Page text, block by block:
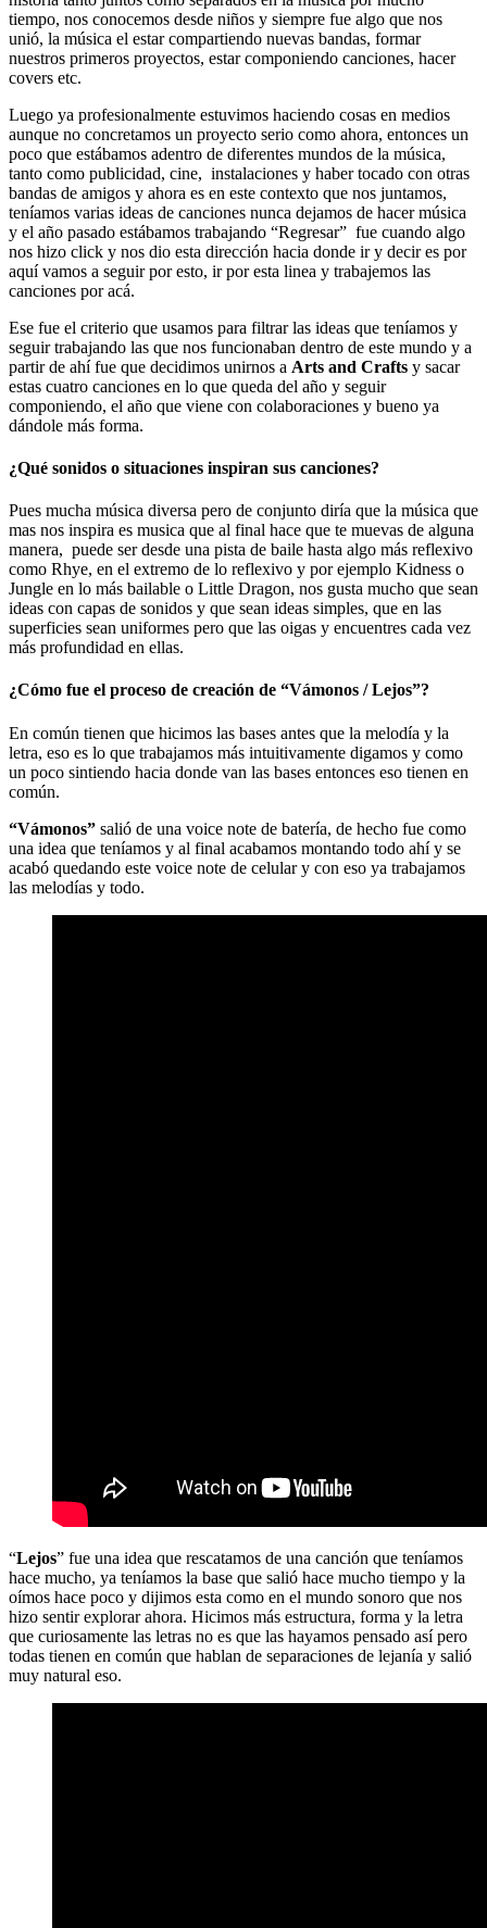
tiempo, nos conocemos desde niños y siempre fue algo que nos
unió, la música el estar compartiendo nuevas bandas, formar
nuestros primeros proyectos, estar componiendo canciones, hacer
covers etc.
Luego ya profesionalmente estuvimos haciendo cosas en medios
aunque no concretamos un proyecto serio como ahora, entonces un
poco que estábamos adentro de diferentes mundos de la música,
tanto como publicidad, cine, instalaciones y haber tocado con otras
bandas de amigos y ahora es en este contexto que nos juntamos,
teníamos varias ideas de canciones nunca dejamos de hacer música
y el año pasado estábamos trabajando “Regresar” fue cuando algo
nos hizo click y nos dio esta dirección hacia donde ir y decir es por
aquí vamos a seguir por esto, ir por esta linea y trabajemos las
canciones por acá.
Ese fue el criterio que usamos para filtrar las ideas que teníamos y
seguir trabajando las que nos funcionaban dentro de este mundo y a
partir de ahí fue que decidimos unirnos a Arts and Crafts y sacar
estas cuatro canciones en lo que queda del año y seguir
componiendo, el año que viene con colaboraciones y bueno ya
dándole más forma.
¿Qué sonidos o situaciones inspiran sus canciones?
Pues mucha música diversa pero de conjunto diría que la música que
mas nos inspira es musica que al final hace que te muevas de alguna
manera, puede ser desde una pista de baile hasta algo más reflexivo
como Rhye, en el extremo de lo reflexivo y por ejemplo Kidness o
Jungle en lo más bailable o Little Dragon, nos gusta mucho que sean
ideas con capas de sonidos y que sean ideas simples, que en las
superficies sean uniformes pero que las oigas y encuentres cada vez
más profundidad en ellas.
¿Cómo fue el proceso de creación de “Vámonos / Lejos”?
En común tienen que hicimos las bases antes que la melodía y la
letra, eso es lo que trabajamos más intuitivamente digamos y como
un poco sintiendo hacia donde van las bases entonces eso tienen en
común.
“Vámonos” salió de una voice note de batería, de hecho fue como
una idea que teníamos y al final acabamos montando todo ahí y se
acabó quedando este voice note de celular y con eso ya trabajamos
las melodías y todo.
“Lejos” fue una idea que rescatamos de una canción que teníamos
hace mucho, ya teníamos la base que salió hace mucho tiempo y la
oímos hace poco y dijimos esta como en el mundo sonoro que nos
hizo sentir explorar ahora. Hicimos más estructura, forma y la letra
que curiosamente las letras no es que las hayamos pensado así pero
todas tienen en común que hablan de separaciones de lejanía y salió
muy natural eso.